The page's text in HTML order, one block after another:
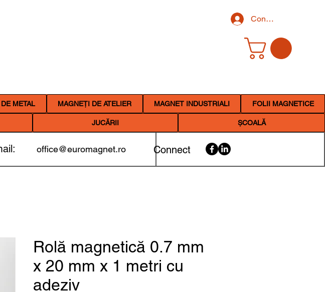
Conectează-te
METAL MAGNEȚI DE ATELIER MAGNET INDUSTRIALI FOLII MAGNETICE
JUCĂRII ȘCOALĂ
office@euromagnet.ro Connect
Rolă magnetică 0.7 mm
x 20 mm x 1 metri cu
adeziv